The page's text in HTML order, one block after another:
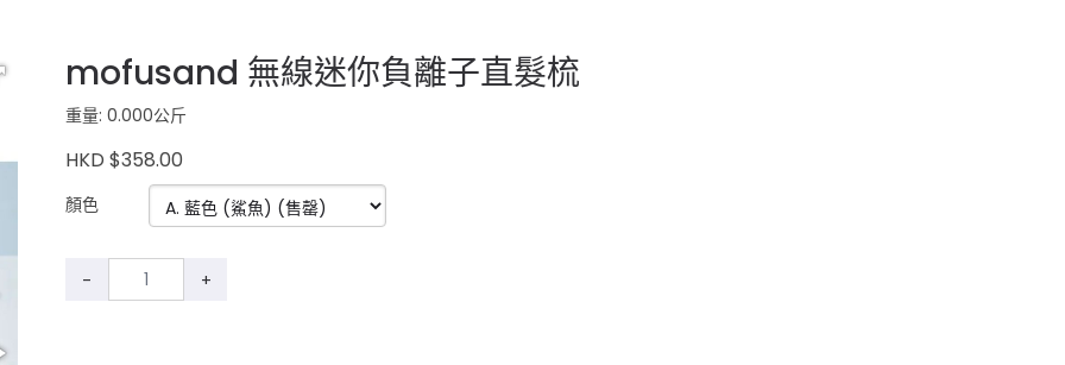
mofusand 無線迷你負離子直髮梳
重量: 0.000公斤
HKD $358.00
顏色
- +